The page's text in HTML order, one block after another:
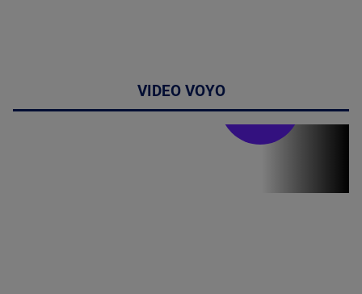
VIDEO VOYO